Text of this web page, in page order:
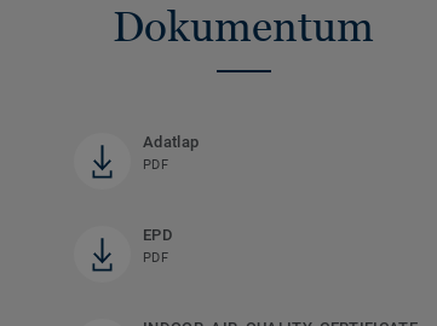
Dokumentum
Adatlap
PDF
EPD
PDF